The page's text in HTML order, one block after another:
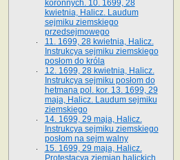
koronnych. 10. 1699, 28
kwietnia, Halicz. Laudum
sejmiku ziemskiego
przedsejmowego
11. 1699, 28 kwietnia, Halicz.
Instrukcya sejmiku ziemskiego
posłom do króla
12. 1699, 28 kwietnia, Halicz.
Instrukcya sejmiku posłom do
hetmana pol. kor. 13. 1699, 29
maja, Halicz. Laudum sejmiku
ziemskiego
14. 1699, 29 maja, Halicz.
Instrukcya sejmiku ziemskiego
posłom na sejm walny
15. 1699, 29 maja, Halicz.
Protestacya ziemian halickich